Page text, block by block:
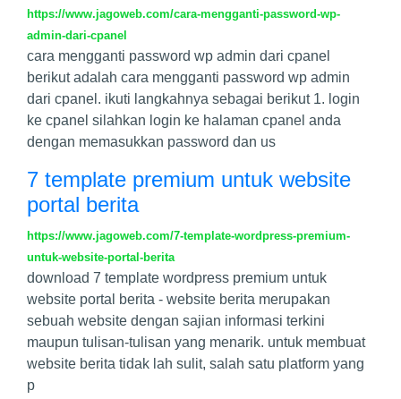
https://www.jagoweb.com/cara-mengganti-password-wp-
admin-dari-cpanel
cara mengganti password wp admin dari cpanel
berikut adalah cara mengganti password wp admin
dari cpanel. ikuti langkahnya sebagai berikut 1. login
ke cpanel silahkan login ke halaman cpanel anda
dengan memasukkan password dan us
7 template premium untuk website
portal berita
https://www.jagoweb.com/7-template-wordpress-premium-
untuk-website-portal-berita
download 7 template wordpress premium untuk
website portal berita - website berita merupakan
sebuah website dengan sajian informasi terkini
maupun tulisan-tulisan yang menarik. untuk membuat
website berita tidak lah sulit, salah satu platform yang
p